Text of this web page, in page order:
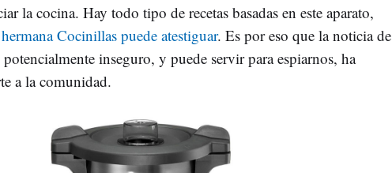
la cocina. Hay todo tipo de recetas basadas en este aparato,
Cocinillas puede atestiguar. Es por eso que la noticia de
potencialmente inseguro, y puede servir para espiarnos, ha
a la comunidad.